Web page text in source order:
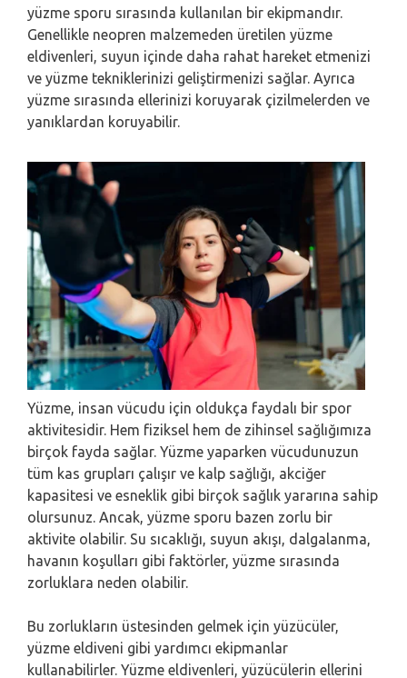
yüzme sporu sırasında kullanılan bir ekipmandır.
Genellikle neopren malzemeden üretilen yüzme
eldivenleri, suyun içinde daha rahat hareket etmenizi
ve yüzme tekniklerinizi geliştirmenizi sağlar. Ayrıca
yüzme sırasında ellerinizi koruyarak çizilmelerden ve
yanıklardan koruyabilir.
Yüzme, insan vücudu için oldukça faydalı bir spor
aktivitesidir. Hem fiziksel hem de zihinsel sağlığımıza
birçok fayda sağlar. Yüzme yaparken vücudunuzun
tüm kas grupları çalışır ve kalp sağlığı, akciğer
kapasitesi ve esneklik gibi birçok sağlık yararına sahip
olursunuz. Ancak, yüzme sporu bazen zorlu bir
aktivite olabilir. Su sıcaklığı, suyun akışı, dalgalanma,
havanın koşulları gibi faktörler, yüzme sırasında
zorluklara neden olabilir.
Bu zorlukların üstesinden gelmek için yüzücüler,
yüzme eldiveni gibi yardımcı ekipmanlar
kullanabilirler. Yüzme eldivenleri, yüzücülerin ellerini